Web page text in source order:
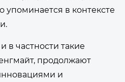
упоминается в контексте
в частности такие
продолжают
и